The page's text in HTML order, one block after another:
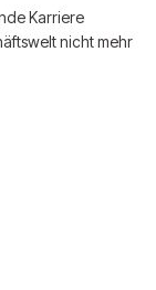
Karriere
nicht mehr